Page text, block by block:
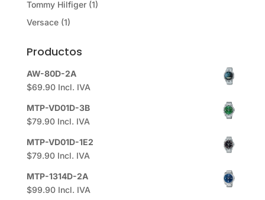
Tommy Hilfiger (1)
Versace (1)
Productos
AW-80D-2A
$69.90 Incl. IVA
MTP-VD01D-3B
$79.90 Incl. IVA
MTP-VD01D-1E2
$79.90 Incl. IVA
MTP-1314D-2A
$99.90 Incl. IVA